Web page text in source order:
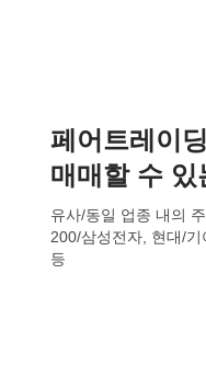
페어트레이
매매할 수
유사/동일 업종 내의
200/삼성전자, 현대/
등